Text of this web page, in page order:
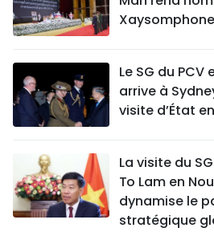
Le SG du
arrive à
visite d’État
La visite du
To Lam en
dynamise le
stratégique